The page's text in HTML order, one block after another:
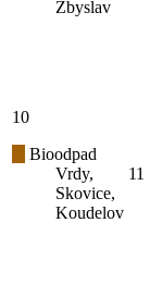
Zbyslav
10
Bioodpad
Vrdy,
Skovice,
Koudelov
11